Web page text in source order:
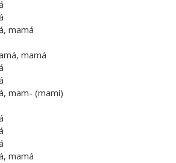
mamá
mamá
mam- (mami)
mamá